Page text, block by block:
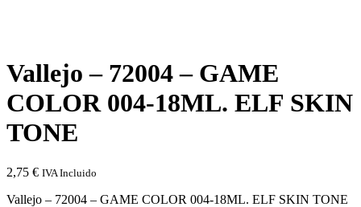
Vallejo – 72004 – GAME
COLOR 004-18ML. ELF SKIN
TONE
2,75 € IVA Incluido
Vallejo – 72004 – GAME COLOR 004-18ML. ELF SKIN TONE